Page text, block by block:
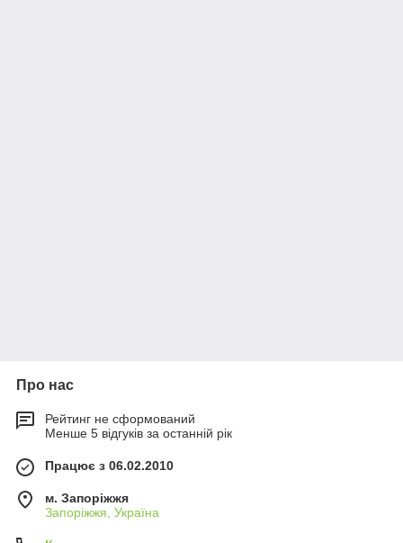
Про нас
Рейтинг не сформований
Менше 5 відгуків за останній рік
Працює з 06.02.2010
м. Запоріжжя
Запоріжжя, Україна